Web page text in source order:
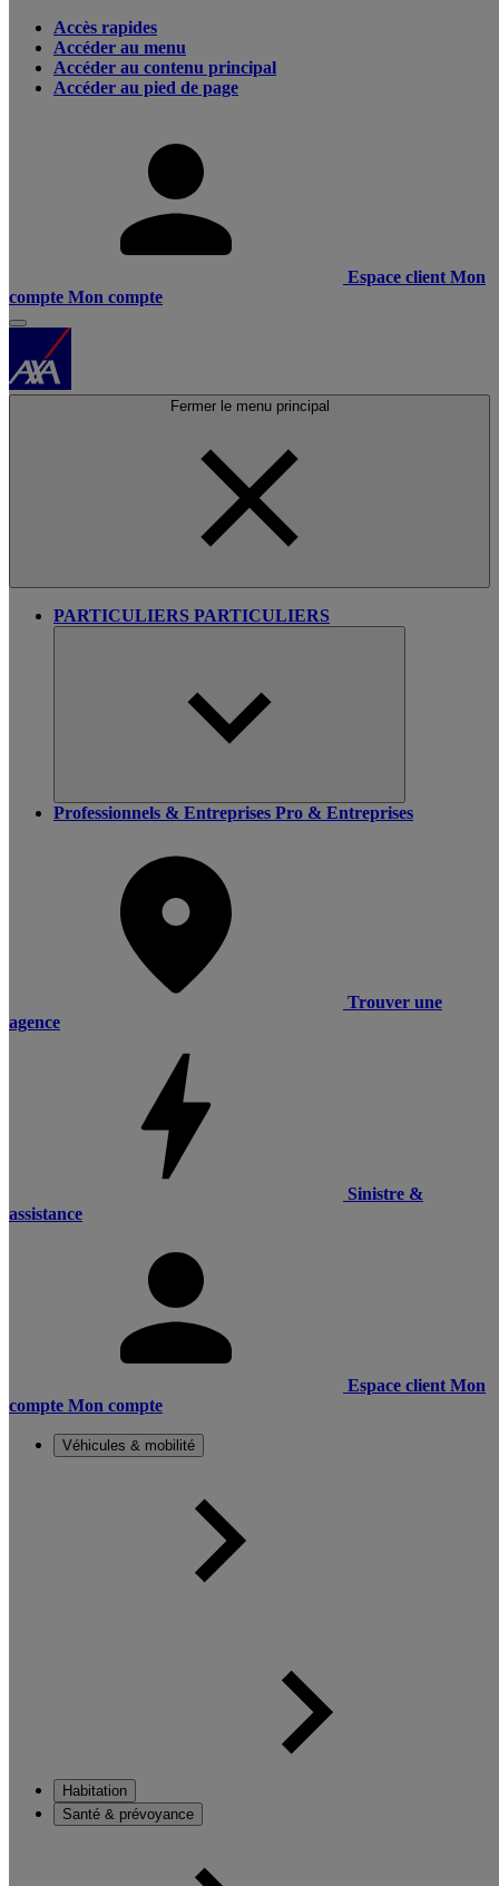
Accès rapides
Accéder au menu
Accéder au contenu principal
Accéder au pied de page
Espace client Mon
compte Mon compte
Fermer le menu principal
PARTICULIERS PARTICULIERS
Professionnels & Entreprises Pro & Entreprises
Trouver une
agence
Sinistre &
assistance
Espace client Mon
compte Mon compte
Véhicules & mobilité
Habitation
Santé & prévoyance